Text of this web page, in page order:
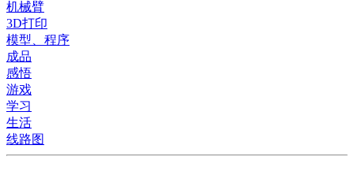
机械臂
3D打印
模型、程序
成品
感悟
游戏
学习
生活
线路图